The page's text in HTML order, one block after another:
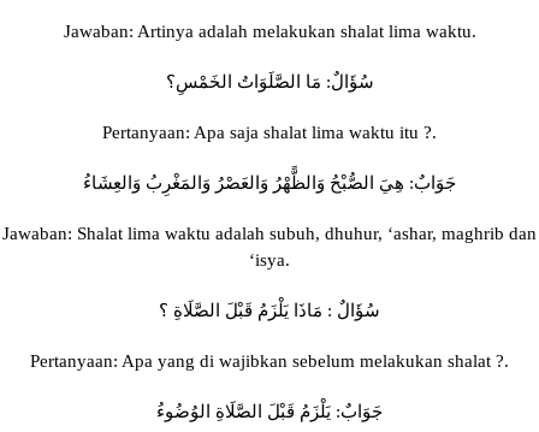
Jawaban: Artinya adalah melakukan shalat lima waktu.
سُؤَالٌ: مَا الصَّلَوَاتُ الخَمْسِ؟
Pertanyaan: Apa saja shalat lima waktu itu ?.
جَوَابٌ: هِيَ الصُّبْحُ وَالظًّهْرُ وَالعَصْرُ وَالمَغْرِبُ وَالعِشَاءُ
Jawaban: Shalat lima waktu adalah subuh, dhuhur, ‘ashar, maghrib dan
‘isya.
سُؤَالٌ : مَاذَا يَلْزَمُ قَبْلَ الصَّلَاةِ ؟
Pertanyaan: Apa yang di wajibkan sebelum melakukan shalat ?.
جَوَابٌ: يَلْزَمُ قَبْلَ الصَّلَاةِ الوُضُوءُ